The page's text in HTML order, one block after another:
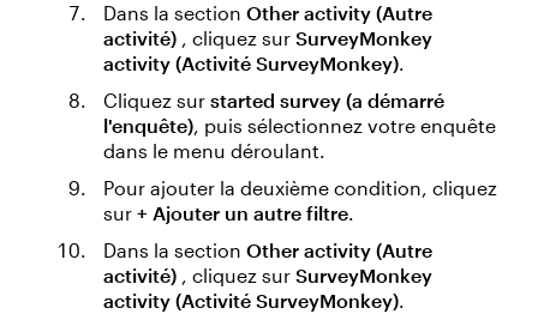
Dans la section Other activity (Autre
activité) , cliquez sur SurveyMonkey
activity (Activité SurveyMonkey).
Cliquez sur started survey (a démarré
l'enquête), puis sélectionnez votre enquête
dans le menu déroulant.
Pour ajouter la deuxième condition, cliquez
sur + Ajouter un autre filtre.
Dans la section Other activity (Autre
activité) , cliquez sur SurveyMonkey
activity (Activité SurveyMonkey).